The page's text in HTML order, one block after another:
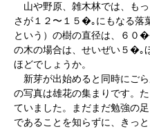
山や野原、雑木林では、も
さが１２〜１５�｡にもなる落
という）の樹の直径は、６０
の木の場合は、せいぜい５�
ほどでしょうか。
新芽が出始めると同時にご
の写真は雄花の集まりです。
ていました。まだまだ勉強の
であることを知らずに、きっ